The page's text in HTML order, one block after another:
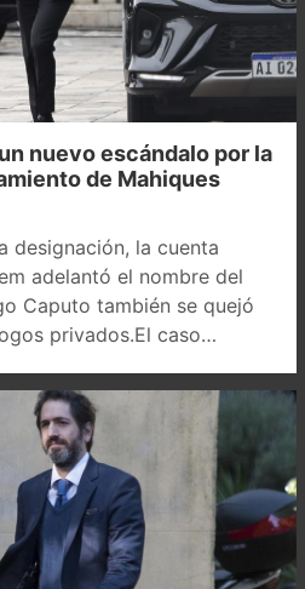
nuevo escándalo por la
de Mahiques
designación, la cuenta
adelantó el nombre del
Caputo también se quejó
privados.El caso…